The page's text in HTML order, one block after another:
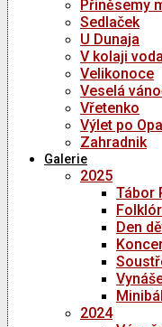
Přiněsemy
Sedlaček
U Dunaja
V kolaji voda
Velikonoce
Veselá
Vřetenko
Výlet po
Zahradnik
Galerie
2025
Tábor
Den
2024